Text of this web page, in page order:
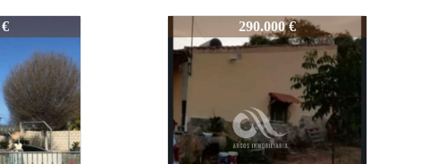
754-CA642L230.000 €